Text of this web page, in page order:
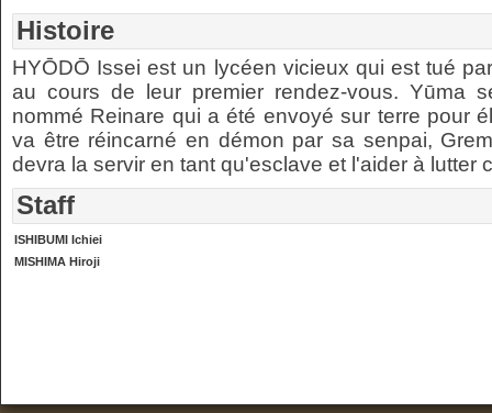
Histoire
HYŌDŌ Issei est un lycéen vicieux qui est tué
au cours de leur premier rendez-vous. Yūma
nommé Reinare qui a été envoyé sur terre pour
va être réincarné en démon par sa senpai,
devra la servir en tant qu'esclave et l'aider à lutter
Staff
ISHIBUMI Ichiei
MISHIMA Hiroji